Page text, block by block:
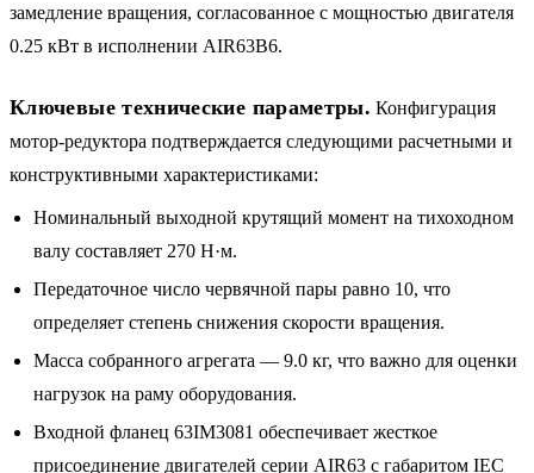
замедление вращения, согласованное с мощностью двигателя
0.25 кВт в исполнении AIR63B6.
Ключевые технические параметры. Конфигурация
мотор-редуктора подтверждается следующими расчетными и
конструктивными характеристиками:
Номинальный выходной крутящий момент на тихоходном
валу составляет 270 Н·м.
Передаточное число червячной пары равно 10, что
определяет степень снижения скорости вращения.
Масса собранного агрегата — 9.0 кг, что важно для оценки
нагрузок на раму оборудования.
Входной фланец 63IM3081 обеспечивает жесткое
присоединение двигателей серии AIR63 с габаритом IEC